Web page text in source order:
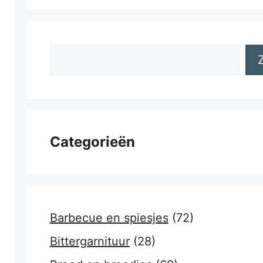
Categorieën
Barbecue en spiesjes(72)
Bittergarnituur(28)